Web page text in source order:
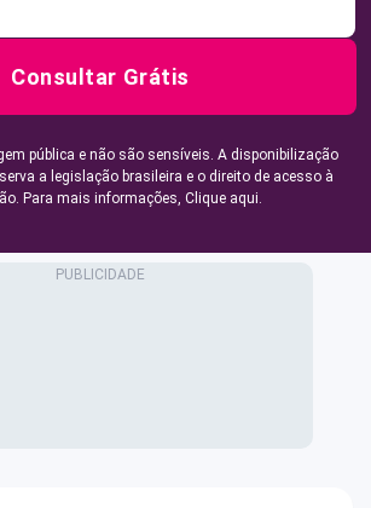
Consultar Grátis
pública e não são sensíveis. A disponibilização
a legislação brasileira e o direito de acesso à
Para mais informações, Clique aqui.